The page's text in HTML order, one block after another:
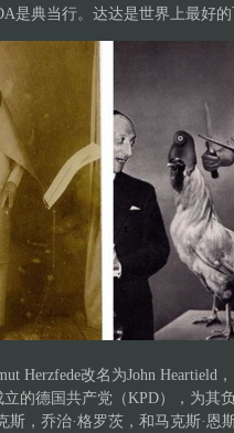
是典当行。达达是世界上最好
Herzfede改名为John Heartield
的德国共产党（KPD），为其
，乔治·格罗茨，和马克斯·恩